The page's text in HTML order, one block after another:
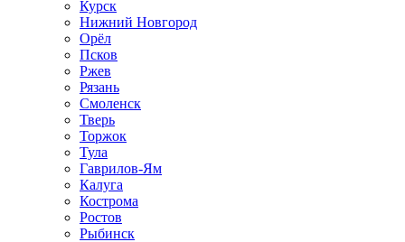
Курск
Нижний Новгород
Орёл
Псков
Ржев
Рязань
Смоленск
Тверь
Торжок
Тула
Гаврилов-Ям
Калуга
Кострома
Ростов
Рыбинск